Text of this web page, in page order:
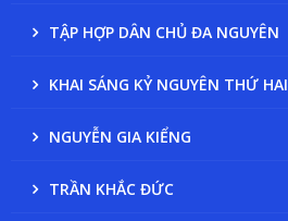
TẬP HỢP DÂN CHỦ ĐA NGUYÊN
KHAI SÁNG KỶ NGUYÊN THỨ HAI
NGUYỄN GIA KIỂNG
TRẦN KHẮC ĐỨC